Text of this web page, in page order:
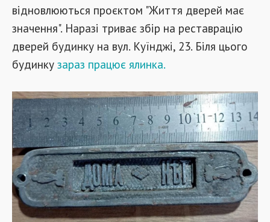
відновлюються проєктом "Життя дверей має
значення". Наразі триває збір на реставрацію
дверей будинку на вул. Куїнджі, 23. Біля цього
будинку зараз працює ялинка.